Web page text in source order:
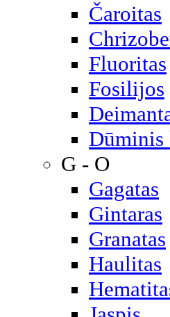
Čaroitas
Fluoritas
Fosilijos
Dūminis
G - O
Gagatas
Gintaras
Granatas
Haulitas